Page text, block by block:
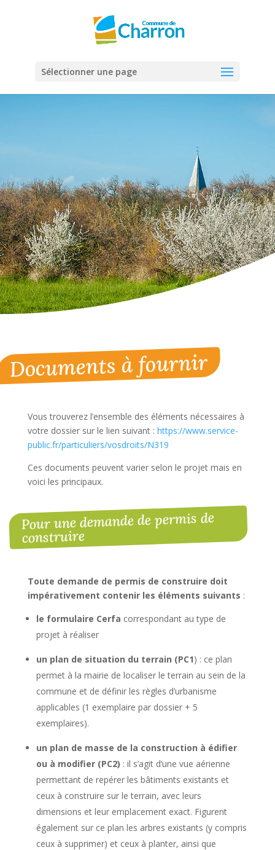
Sélectionner une page
Documents à fournir
Vous trouverez l’ensemble des éléments nécessaires à
votre dossier sur le lien suivant : https://www.service-
public.fr/particuliers/vosdroits/N319
Ces documents peuvent varier selon le projet mais en
voici les principaux.
Pour une demande de permis de
construire
Toute demande de permis de construire doit
impérativement contenir les éléments suivants :
le formulaire Cerfa correspondant au type de
projet à réaliser
un plan de situation du terrain (PC1) : ce plan
permet à la mairie de localiser le terrain au sein de la
commune et de définir les règles d’urbanisme
applicables (1 exemplaire par dossier + 5
exemplaires).
un plan de masse de la construction à édifier
ou à modifier (PC2) : il s’agit d’une vue aérienne
permettant de repérer les bâtiments existants et
ceux à construire sur le terrain, avec leurs
dimensions et leur emplacement exact. Figurent
également sur ce plan les arbres existants (y compris
ceux à supprimer) et ceux à planter, ainsi que